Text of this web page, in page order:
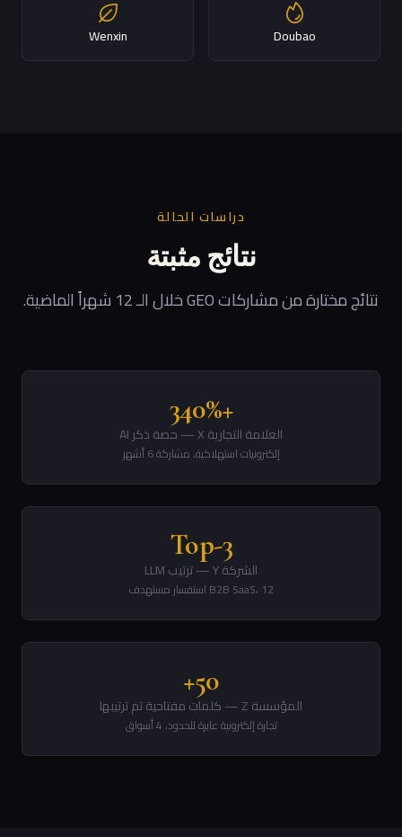
Doubao
Wenxin
دراسات الحالة
نتائج مثبتة
نتائج مختارة من مشاركات GEO خلال الـ 12 شهراً الماضية.
+340%
العلامة التجارية X — حصة ذكر AI
إلكترونيات استهلاكية، مشاركة 6 أشهر
Top-3
الشركة Y — ترتيب LLM
B2B SaaS، 12 استفسار مستهدف
50+
المؤسسة Z — كلمات مفتاحية تم ترتيبها
تجارة إلكترونية عابرة للحدود، 4 أسواق